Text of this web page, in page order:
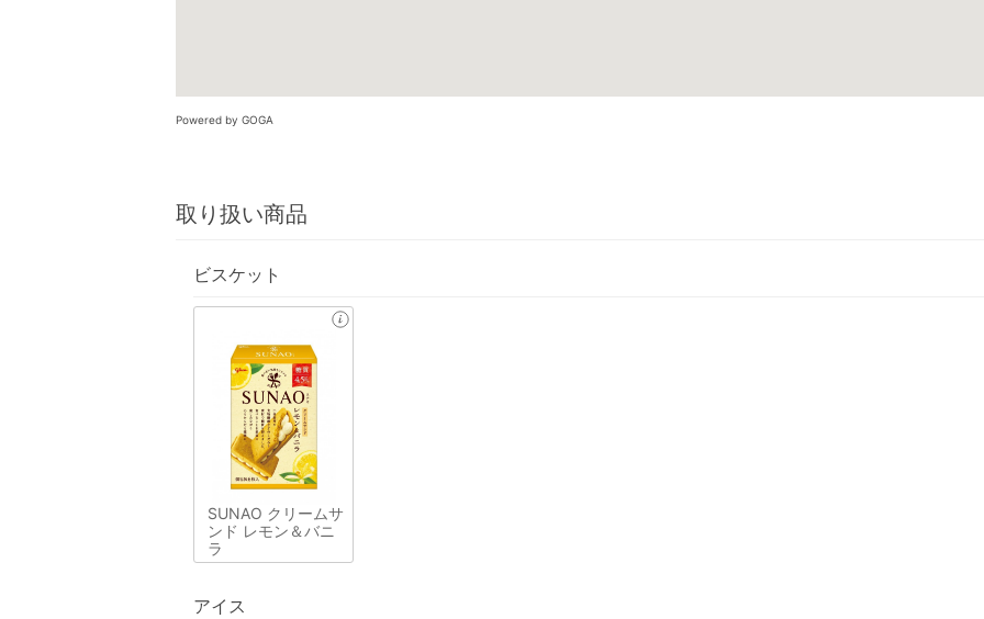
Powered by GOGA
取り扱い商品
ビスケット
SUNAO クリームサ
ンド レモン＆バニ
ラ
アイス